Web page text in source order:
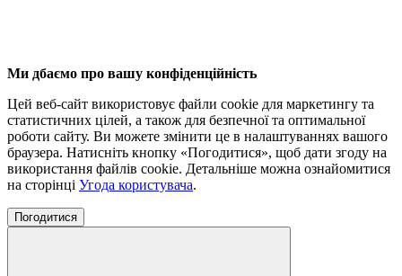
Ми дбаємо про вашу конфіденційність
Цей веб-сайт використовує файли cookie для маркетингу та
статистичних цілей, а також для безпечної та оптимальної
роботи сайту. Ви можете змінити це в налаштуваннях вашого
браузера. Натисніть кнопку «Погодитися», щоб дати згоду на
використання файлів cookie. Детальніше можна ознайомитися
на сторінці Угода користувача.
Погодитися